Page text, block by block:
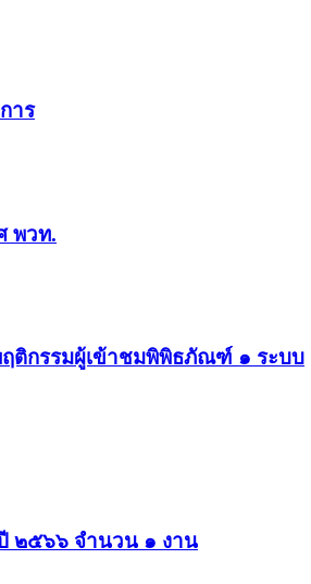
าร
พวท.
ฤติกรรมผู้เข้าชมพิพิธภัณฑ์ ๑ ระบบ
๒๕๖๖ จำนวน ๑ งาน